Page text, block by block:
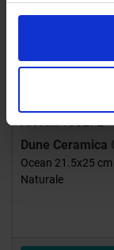
Art-Nr.: 188272
Dune Ceramica
Ocean 21.5x25
Naturale